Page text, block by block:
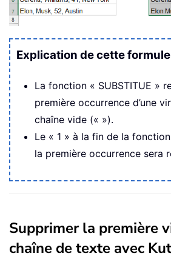
Explication de cette
La fonction « SUBSTITUE »
première occurrence d’une
chaîne vide (« »).
Le « 1 » à la fin de la
la première occurrence sera
Supprimer la première
chaîne de texte avec